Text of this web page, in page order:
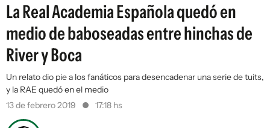
La Real Academia Española quedó en
medio de baboseadas entre hinchas de
River y Boca
Un relato dio pie a los fanáticos para desencadenar una serie de tuits,
y la RAE quedó en el medio
13 de febrero 2019
17:18 hs